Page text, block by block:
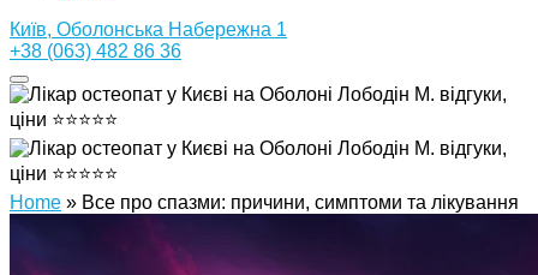
Київ, Оболонська Набережна 1
+38 (063) 482 86 36
Home » Все про спазми: причини, симптоми та лікування